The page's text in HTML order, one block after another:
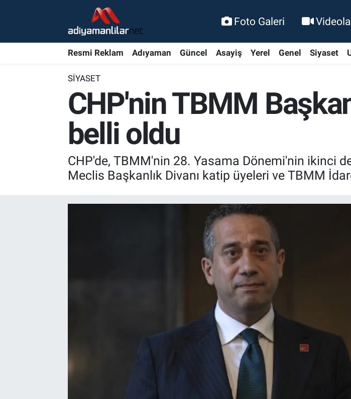
Foto Galeri
Resmi Reklam Adıyaman Güncel Asayiş Yerel Genel Siyaset
SIYASET
CHP'nin TBMM
belli oldu
CHP'de, TBMM'nin 28. Yasama Dönemi'nin ikinci
Meclis Başkanlık Divanı katip üyeleri ve TBMM
Bölge Haberleri
Nöbetçi Eczaneler
Adiyaman Namaz Vakitleri
Trafik Durumu
Süper Lig Puan Durumu ve Fikstür
Tüm Manşetler